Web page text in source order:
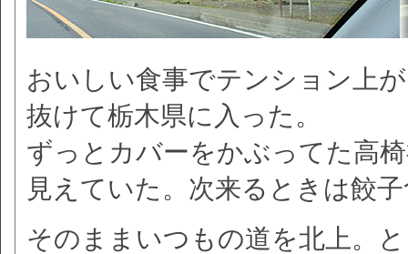
おいしい食事でテンション上
抜けて栃木県に入った。
ずっとカバーをかぶってた高
見えていた。次来るときは餃
そのままいつもの道を北上。